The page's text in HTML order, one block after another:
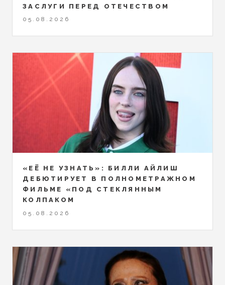
ЗАСЛУГИ ПЕРЕД ОТЕЧЕСТВОМ
05.08.2026
«ЕЁ НЕ УЗНАТЬ»: БИЛЛИ АЙЛИШ
ДЕБЮТИРУЕТ В ПОЛНОМЕТРАЖНОМ
ФИЛЬМЕ «ПОД СТЕКЛЯННЫМ
КОЛПАКОМ
05.08.2026